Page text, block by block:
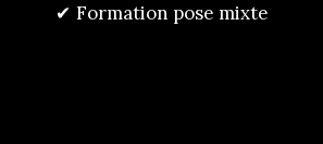
Formation pose mixte